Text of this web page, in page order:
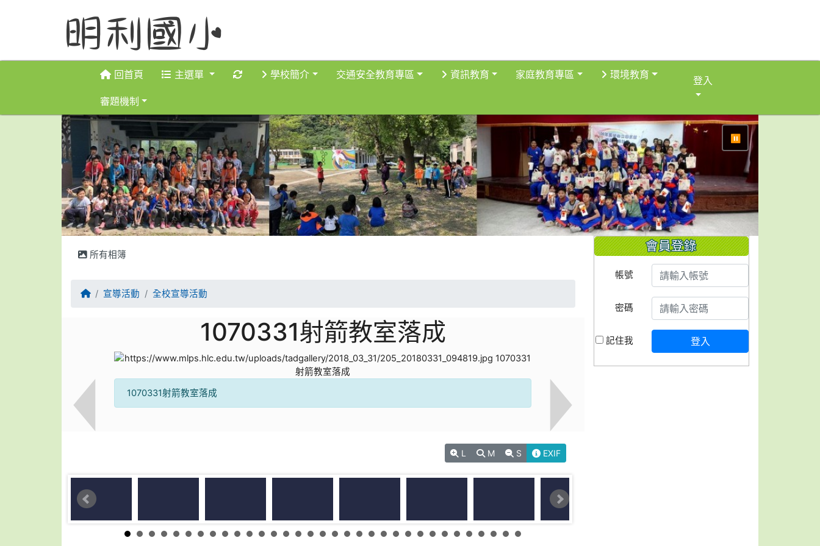
回首頁 主選單 重新取得佈景設定
學校簡介 交通安全教育專區 資訊教育 家庭教育專區 環境教育
審題機制
登入
⏸
所有相簿
回首頁宣導活動 全校宣導活動
1070331射箭教室落成
1070331射箭教室落成
L M S EXIF
會員登錄
帳號
密碼
記住我 登入